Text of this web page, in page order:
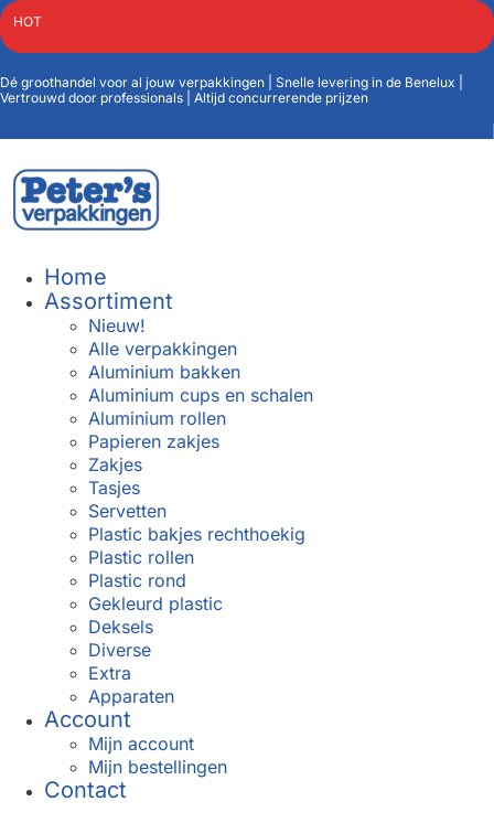
HOT
Dé groothandel voor al jouw verpakkingen | Snelle levering in de Benelux |
Vertrouwd door professionals | Altijd concurrerende prijzen
Home
Assortiment
Nieuw!
Alle verpakkingen
Aluminium bakken
Aluminium cups en schalen
Aluminium rollen
Papieren zakjes
Zakjes
Tasjes
Servetten
Plastic bakjes rechthoekig
Plastic rollen
Plastic rond
Gekleurd plastic
Deksels
Diverse
Extra
Apparaten
Account
Mijn account
Mijn bestellingen
Contact